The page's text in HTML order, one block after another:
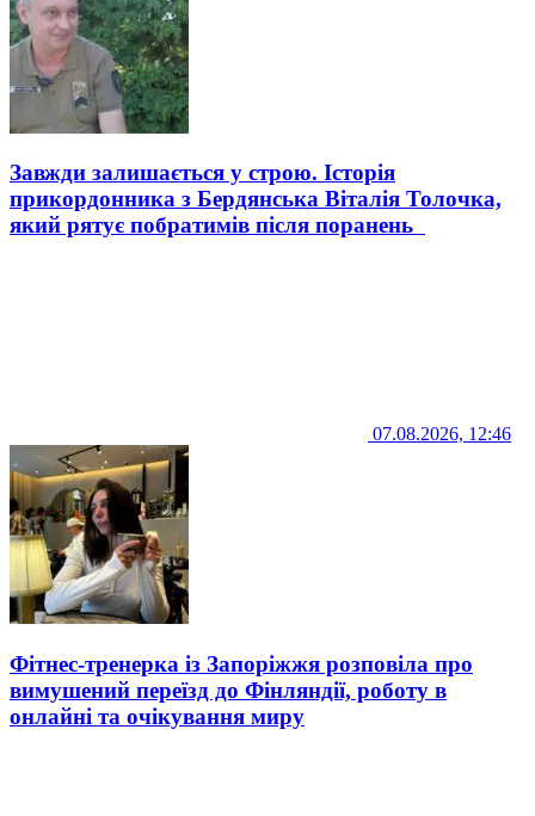
Завжди залишається у строю. Історія
прикордонника з Бердянська Віталія Толочка,
який рятує побратимів після поранень
07.08.2026, 12:46
Фітнес-тренерка із Запоріжжя розповіла про
вимушений переїзд до Фінляндії, роботу в
онлайні та очікування миру